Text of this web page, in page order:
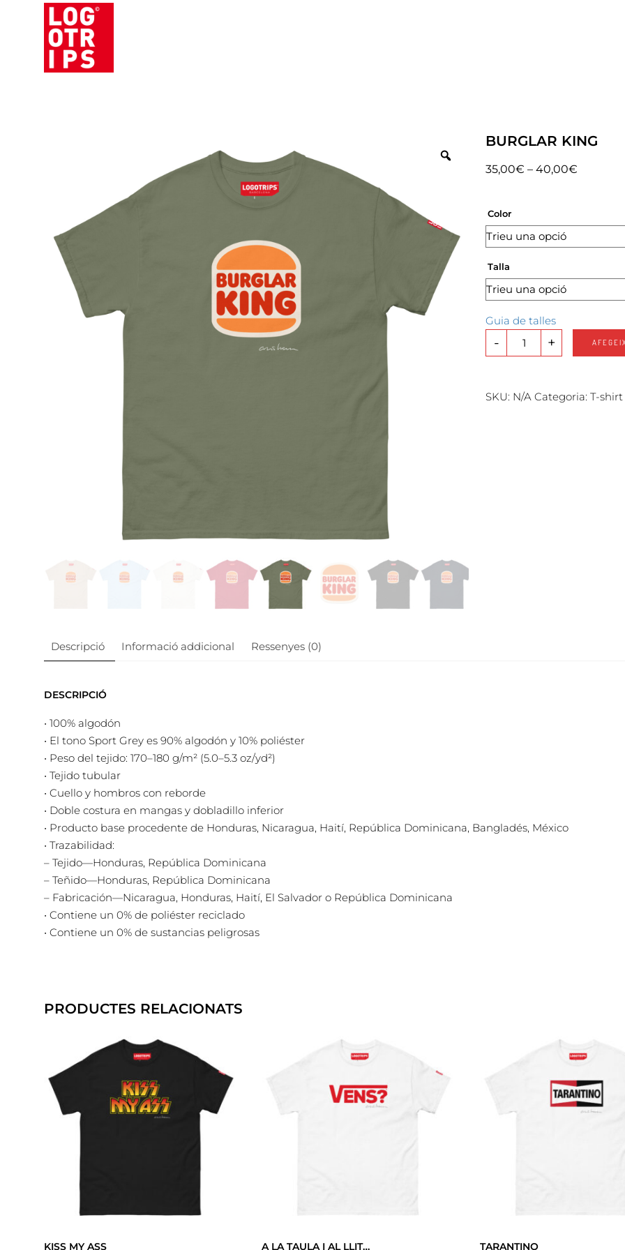
BURGLAR KING
35,00€ – 40,00€
Color
Talla
Guia de talles
- +
SKU: N/A Categoria:T-shirt
Descripció Informació addicional Ressenyes (0)
DESCRIPCIÓ
• 100% algodón
• El tono Sport Grey es 90% algodón y 10% poliéster
• Peso del tejido: 170–180 g/m² (5.0–5.3 oz/yd²)
• Tejido tubular
• Cuello y hombros con reborde
• Doble costura en mangas y dobladillo inferior
• Producto base procedente de Honduras, Nicaragua, Haití, República Dominicana, Bangladés, México
• Trazabilidad:
– Tejido—Honduras, República Dominicana
– Teñido—Honduras, República Dominicana
– Fabricación—Nicaragua, Honduras, Haití, El Salvador o República Dominicana
• Contiene un 0% de poliéster reciclado
• Contiene un 0% de sustancias peligrosas
PRODUCTES RELACIONATS
KISS MY ASS A LA TAULA I AL LLIT… TARANTINO